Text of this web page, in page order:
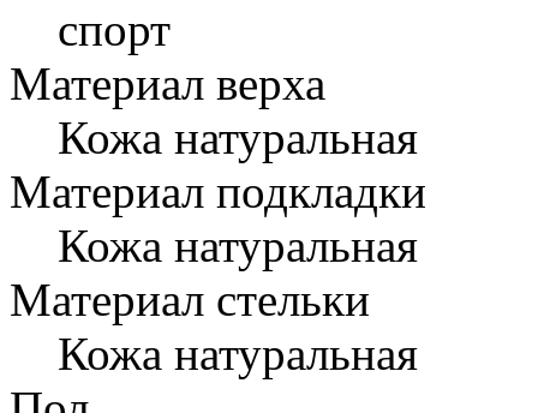
спорт
Материал верха
Кожа натуральная
Материал подкладки
Кожа натуральная
Материал стельки
Кожа натуральная